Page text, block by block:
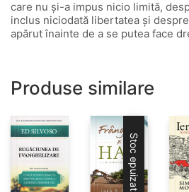
care nu și-a impus nicio limită,
inclus niciodată libertatea și
apărut înainte de a se putea face
Produse similare
Stoc epuizat